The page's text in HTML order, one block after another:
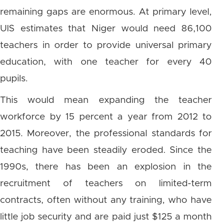
remaining gaps are enormous. At primary level,
UIS estimates that Niger would need 86,100
teachers in order to provide universal primary
education, with one teacher for every 40
pupils.
This would mean expanding the teacher
workforce by 15 percent a year from 2012 to
2015. Moreover, the professional standards for
teaching have been steadily eroded. Since the
1990s, there has been an explosion in the
recruitment of teachers on limited-term
contracts, often without any training, who have
little job security and are paid just $125 a month